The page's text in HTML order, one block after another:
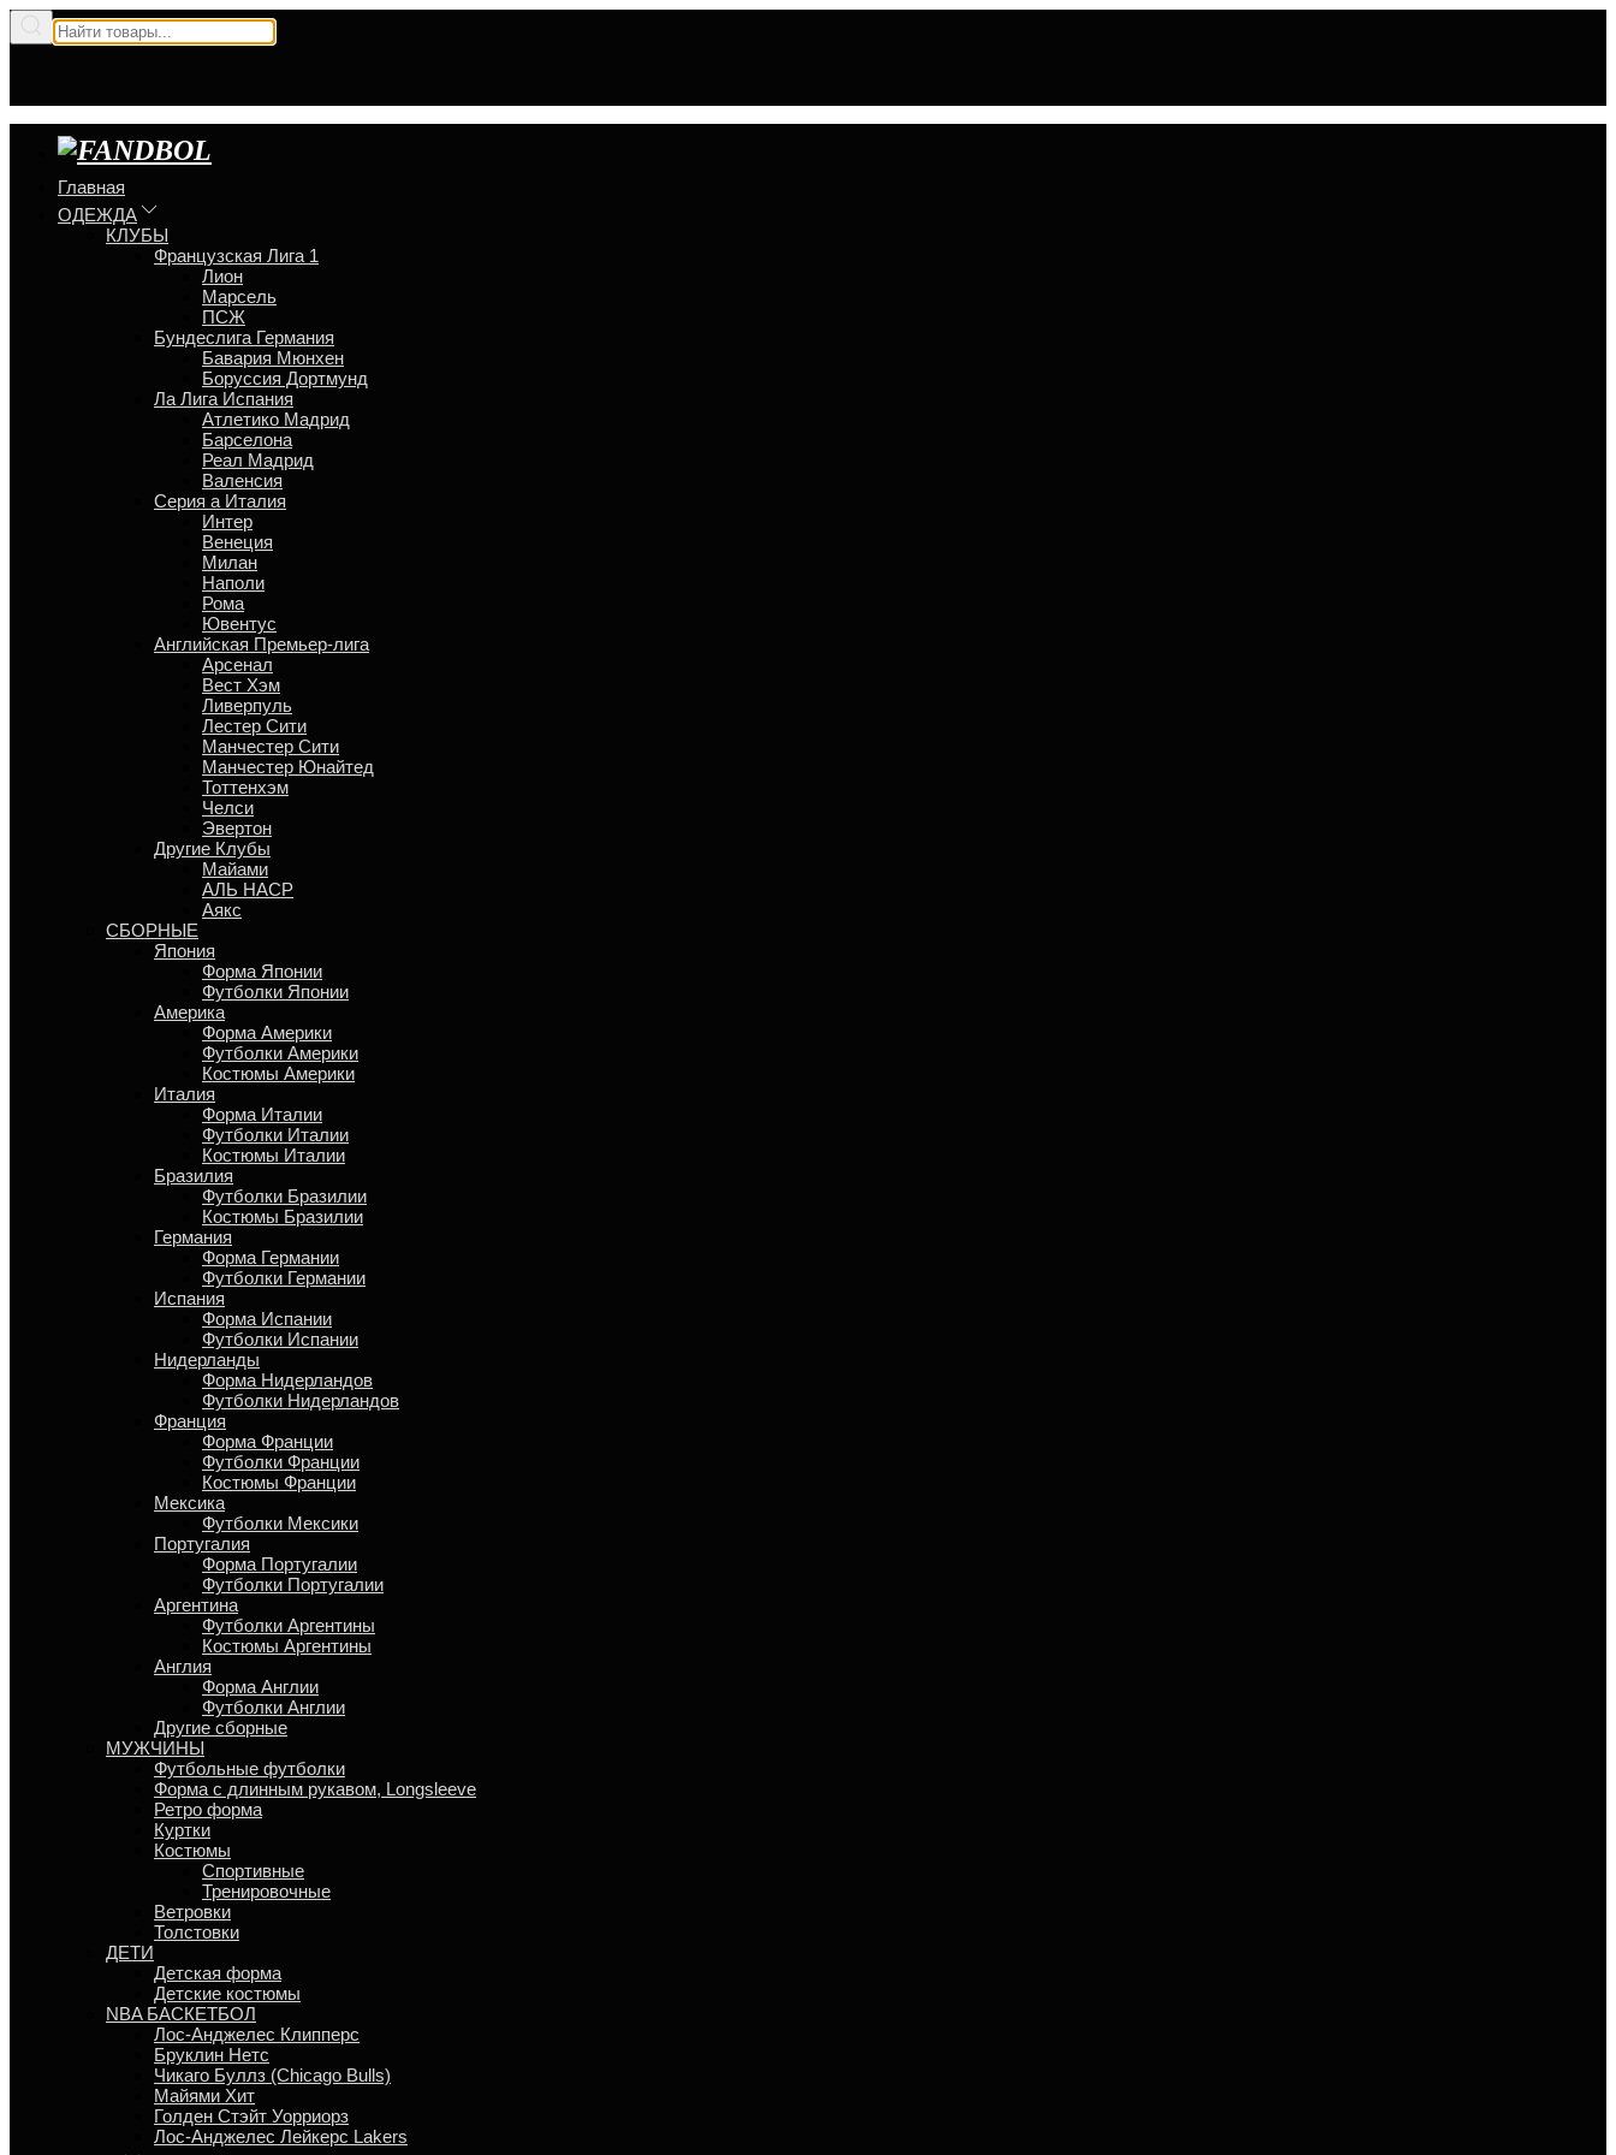
Главная
ОДЕЖДА
КЛУБЫ
Французская Лига 1
Лион
Марсель
ПСЖ
Бундеслига Германия
Бавария Мюнхен
Боруссия Дортмунд
Ла Лига Испания
Атлетико Мадрид
Барселона
Реал Мадрид
Валенсия
Серия a Италия
Интер
Венеция
Милан
Наполи
Рома
Ювентус
Английская Премьер-лига
Арсенал
Вест Хэм
Ливерпуль
Лестер Сити
Манчестер Сити
Манчестер Юнайтед
Тоттенхэм
Челси
Эвертон
Другие Клубы
Майами
АЛЬ НАСР
Аякс
СБОРНЫЕ
Япония
Форма Японии
Футболки Японии
Америка
Форма Америки
Футболки Америки
Костюмы Америки
Италия
Форма Италии
Футболки Италии
Костюмы Италии
Бразилия
Футболки Бразилии
Костюмы Бразилии
Германия
Форма Германии
Футболки Германии
Испания
Форма Испании
Футболки Испании
Нидерланды
Форма Нидерландов
Футболки Нидерландов
Франция
Форма Франции
Футболки Франции
Костюмы Франции
Мексика
Футболки Мексики
Португалия
Форма Португалии
Футболки Португалии
Аргентина
Футболки Аргентины
Костюмы Аргентины
Англия
Форма Англии
Футболки Англии
Другие сборные
МУЖЧИНЫ
Футбольные футболки
Форма с длинным рукавом, Longsleeve
Ретро форма
Куртки
Костюмы
Спортивные
Тренировочные
Ветровки
Толстовки
ДЕТИ
Детская форма
Детские костюмы
NBA БАСКЕТБОЛ
Лос-Анджелес Клипперс
Бруклин Нетс
Чикаго Буллз (Chicago Bulls)
Майями Хит
Голден Стэйт Уорриорз
Лос-Анджелес Лейкерс Lakers